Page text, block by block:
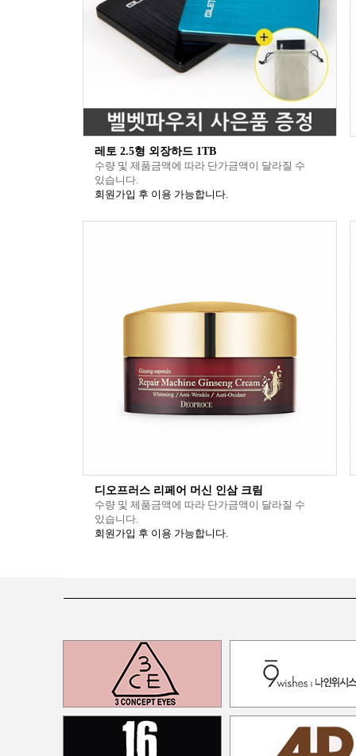
레토 2.5형 외장하드 1TB
수량 및 제품금액에 따라 단가금액이 달라질 수
있습니다.
회원가입 후 이용 가능합니다.
디오프러스 리페어 머신 인삼 크림
수량 및 제품금액에 따라 단가금액이 달라질 수
있습니다.
회원가입 후 이용 가능합니다.